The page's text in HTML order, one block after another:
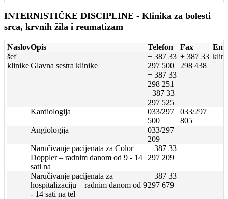
INTERNISTIČKE DISCIPLINE - Klinika za bolesti
srca, krvnih žila i reumatizam
NaslovOpis Telefon Fax
šef
klinikeGlavna sestra klinike
+ 387 33
297 500
+ 387 33
298 251
+387 33
297 525
+ 387 33
298 438
Kardiologija
033/297
500
033/297
805
Angiologija
033/297
209
Naručivanje pacijenata za Color
Doppler – radnim danom od 9 - 14
sati na
+ 387 33
297 209
Naručivanje pacijenata za
hospitalizaciju – radnim danom od 9
- 14 sati na tel
+ 387 33
297 679